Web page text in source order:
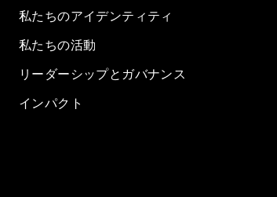
私たちのアイデンティティ
私たちの活動
リーダーシップとガバナンス
インパクト